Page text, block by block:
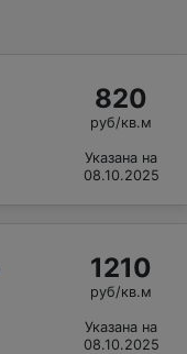
820
руб/кв.м
Указана на
08.10.2025
1210
руб/кв.м
Указана на
08.10.2025